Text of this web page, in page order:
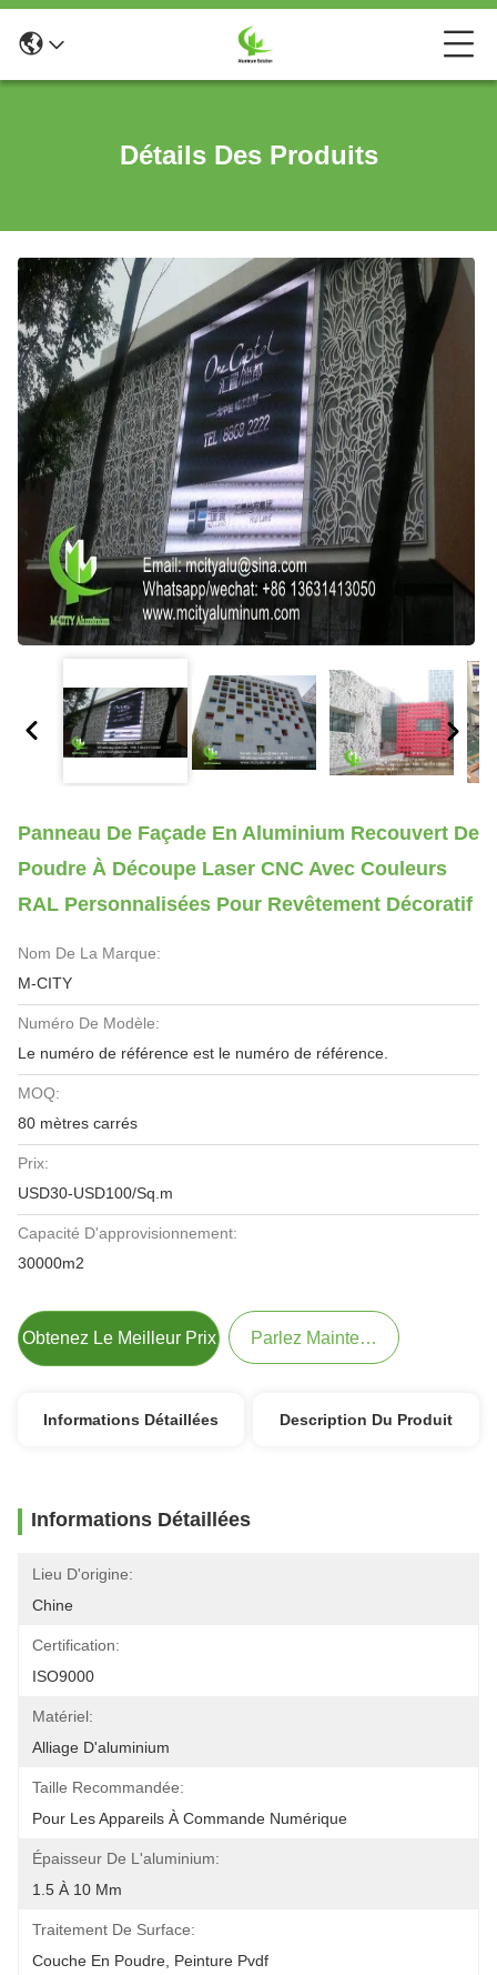
Détails Des Produits
Panneau De Façade En Aluminium Recouvert De
Poudre À Découpe Laser CNC Avec Couleurs
RAL Personnalisées Pour Revêtement Décoratif
Nom De La Marque:
M-CITY
Numéro De Modèle:
Le numéro de référence est le numéro de référence.
MOQ:
80 mètres carrés
Prix:
USD30-USD100/Sq.m
Capacité D'approvisionnement:
30000m2
Obtenez Le Meilleur Prix Parlez Maintenant.
Informations Détaillées Description Du Produit
Informations Détaillées
Lieu D'origine:
Chine
Certification:
ISO9000
Matériel:
Alliage D'aluminium
Taille Recommandée:
Pour Les Appareils À Commande Numérique
Épaisseur De L'aluminium:
1.5 À 10 Mm
Traitement De Surface:
Couche En Poudre, Peinture Pvdf